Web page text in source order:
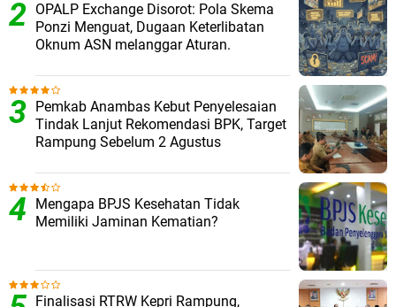
OPALP Exchange Disorot: Pola Skema
Ponzi Menguat, Dugaan Keterlibatan
Oknum ASN melanggar Aturan.
Pemkab Anambas Kebut Penyelesaian
Tindak Lanjut Rekomendasi BPK, Target
Rampung Sebelum 2 Agustus
Mengapa BPJS Kesehatan Tidak
Memiliki Jaminan Kematian?
Finalisasi RTRW Kepri Rampung,